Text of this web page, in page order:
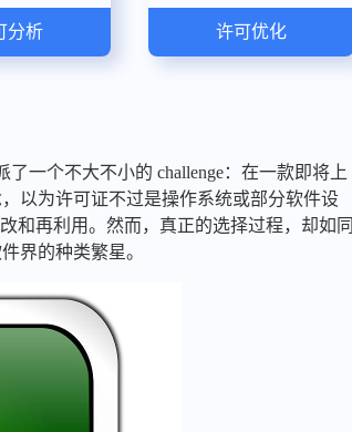
分析 许可优化
一个不大不小的 challenge：在一款即将上
以为许可证不过是操作系统或部分软件设
和再利用。然而，真正的选择过程，却如同
界的种类繁星。